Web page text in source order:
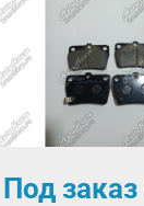
Под заказ